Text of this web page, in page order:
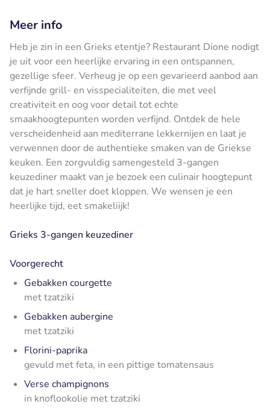
Meer info
Heb je zin in een Grieks etentje? Restaurant Dione nodigt
je uit voor een heerlijke ervaring in een ontspannen,
gezellige sfeer. Verheug je op een gevarieerd aanbod aan
verfijnde grill- en visspecialiteiten, die met veel
creativiteit en oog voor detail tot echte
smaakhoogtepunten worden verfijnd. Ontdek de hele
verscheidenheid aan mediterrane lekkernijen en laat je
verwennen door de authentieke smaken van de Griekse
keuken. Een zorgvuldig samengesteld 3-gangen
keuzediner maakt van je bezoek een culinair hoogtepunt
dat je hart sneller doet kloppen. We wensen je een
heerlijke tijd, eet smakeliijk!
Grieks 3-gangen keuzediner
Voorgerecht
Gebakken courgette
met tzatziki
Gebakken aubergine
met tzatziki
Florini-paprika
gevuld met feta, in een pittige tomatensaus
Verse champignons
in knoflookolie met tzatziki